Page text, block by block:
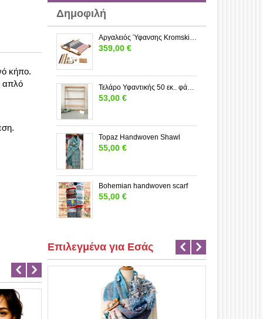
κήπο.
απλό
Δημοφιλή
Αργαλειός Ύφανσης Kromski Forte 80 εκ. – Rigid Heddle από Ξύλο | Loom-Wool
359,00 €
Τελάρο Υφαντικής 50 εκ.. φάρδος---ΜΕΓΑΛΟ
53,00 €
Topaz Handwoven Shawl
55,00 €
Bohemian handwoven scarf
55,00 €
Επιλεγμένα για Εσάς